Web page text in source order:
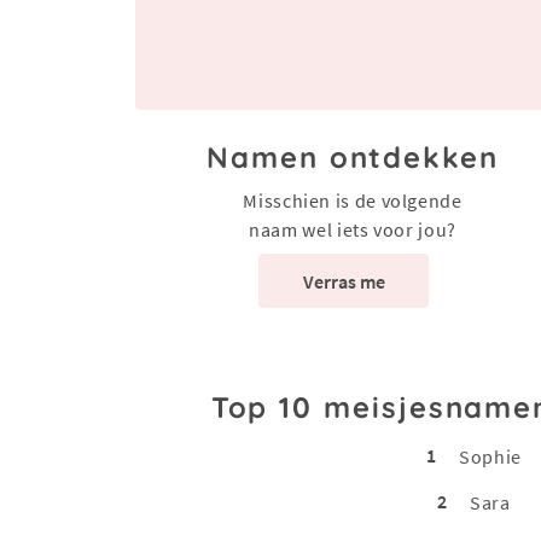
Namen ontdekken
Misschien is de volgende
naam wel iets voor jou?
Verras me
Top 10
1
Sophie
2
Sara